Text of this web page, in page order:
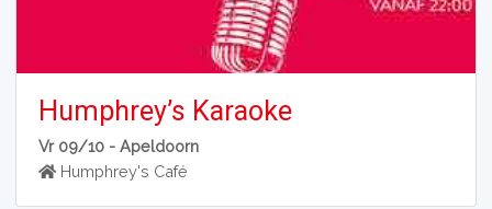
Humphrey’s Karaoke
Vr 09/10 -Apeldoorn
Humphrey's Café